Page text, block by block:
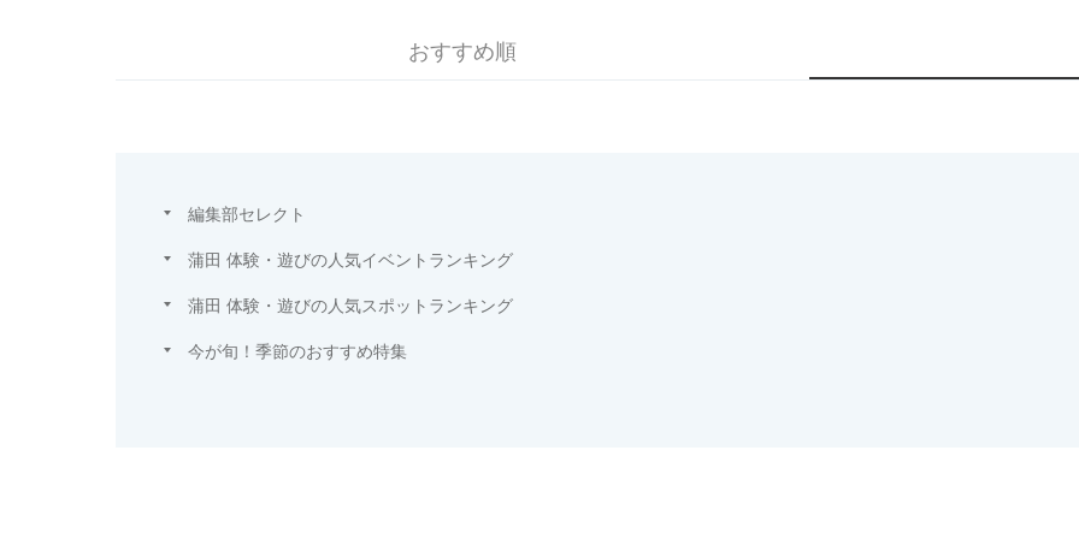
おすすめ順
編集部セレクト
蒲田 体験・遊びの人気イベントランキング
蒲田 体験・遊びの人気スポットランキング
今が旬！季節のおすすめ特集